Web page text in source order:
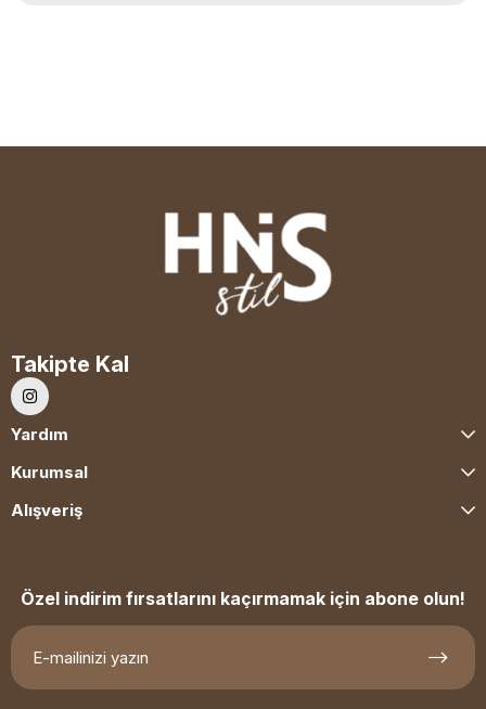
Takipte Kal
Yardım
Kurumsal
Alışveriş
Özel indirim fırsatlarını kaçırmamak için abone olun!